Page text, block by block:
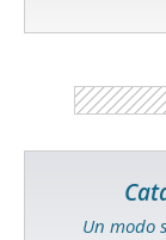
Un modo